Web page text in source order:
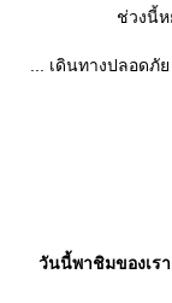
ช่วงนี้ห
... เดินทางปลอด
วันนี้พาชิมของเร